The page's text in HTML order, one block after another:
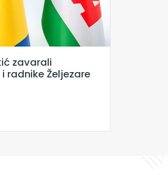
zavarali
radnike Željezare